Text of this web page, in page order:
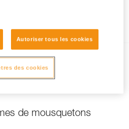
de
de mousquetons
Autoriser tous les cookies
des cookies